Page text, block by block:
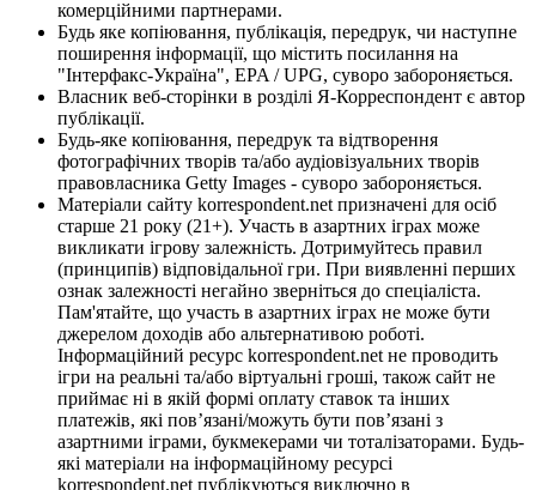
комерційними партнерами.
Будь яке копіювання, публікація, передрук, чи наступне
поширення інформації, що містить посилання на
"Інтерфакс-Україна", EPA / UPG, суворо забороняється.
Власник веб-сторінки в розділі Я-Корреспондент є автор
публікації.
Будь-яке копіювання, передрук та відтворення
фотографічних творів та/або аудіовізуальних творів
правовласника Getty Images - суворо забороняється.
Матеріали сайту korrespondent.net призначені для осіб
старше 21 року (21+). Участь в азартних іграх може
викликати ігрову залежність. Дотримуйтесь правил
(принципів) відповідальної гри. При виявленні перших
ознак залежності негайно зверніться до спеціаліста.
Пам'ятайте, що участь в азартних іграх не може бути
джерелом доходів або альтернативою роботі.
Інформаційний ресурс korrespondent.net не проводить
ігри на реальні та/або віртуальні гроші, також сайт не
приймає ні в якій формі оплату ставок та інших
платежів, які пов’язані/можуть бути пов’язані з
азартними іграми, букмекерами чи тоталізаторами. Будь-
які матеріали на інформаційному ресурсі
korrespondent.net публікуються виключно в